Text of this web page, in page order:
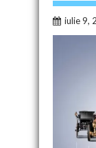
iulie 9,